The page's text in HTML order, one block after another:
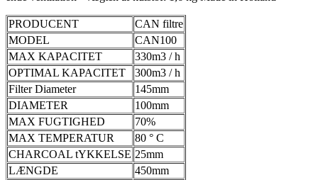
PRODUCENT
CAN filtre
MODEL
CAN100
MAX KAPACITET
330m3 / h
OPTIMAL KAPACITET
300m3 / h
Filter Diameter
145mm
DIAMETER
100mm
MAX FUGTIGHED
70%
MAX TEMPERATUR
80 ° C
CHARCOAL tYKKELSE 25mm
LÆNGDE
450mm